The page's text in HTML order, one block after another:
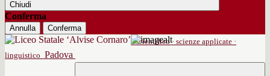
Chiudi
Conferma
Annulla
Conferma
scientifico · scienze applicate ·
linguistico Padova